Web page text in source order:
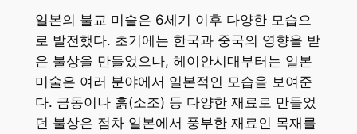
일본의 불교 미술은 6세기 이후 다양한 모습으
로 발전했다. 초기에는 한국과 중국의 영향을 받
은 불상을 만들었으나, 헤이안시대부터는 일본
미술은 여러 분야에서 일본적인 모습을 보여준
다. 금동이나 흙(소조) 등 다양한 재료로 만들었
던 불상은 점차 일본에서 풍부한 재료인 목재를